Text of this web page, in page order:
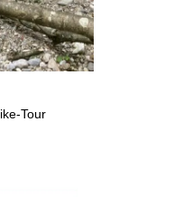
Tour